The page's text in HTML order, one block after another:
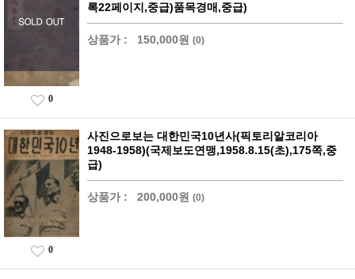
록22페이지,중급)품목경매,중급)
상품가 : 150,000원 (0)
0
사진으로보는 대한민국10년사(픽토리알코리아
1948-1958)(국제보도연맹,1958.8.15(초),175쪽,중
급)
상품가 : 200,000원 (0)
0